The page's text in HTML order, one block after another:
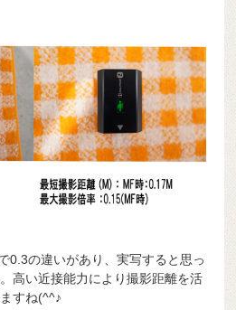
0.3の違いがあり、実写すると思っ
高い近接能力により撮影距離を活
すね(^^♪